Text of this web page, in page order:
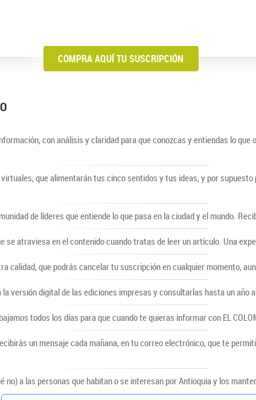
COMPRA AQUÍ TU SUSCRIPCIÓN
con análisis y claridad para que conozcas y entiendas lo
que alimentarán tus cinco sentidos y tus ideas, y por
de líderes que entiende lo que pasa en la ciudad y el mundo.
atraviesa en el contenido cuando tratas de leer un artículo. Una
calidad, que podrás cancelar tu suscripción en cualquier momento,
versión digital de las ediciones impresas y consultarlas hasta un año
todos los días para que cuando te quieras informar con EL
un mensaje cada mañana, en tu correo electrónico, que te
no) a las personas que habitan o se interesan por Antioquia y los